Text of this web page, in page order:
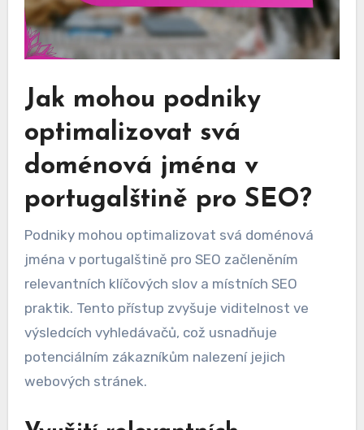
Jak mohou podniky
optimalizovat svá
doménová jména v
portugalštině pro SEO?
Podniky mohou optimalizovat svá doménová
jména v portugalštině pro SEO začleněním
relevantních klíčových slov a místních SEO
praktik. Tento přístup zvyšuje viditelnost ve
výsledcích vyhledávačů, což usnadňuje
potenciálním zákazníkům nalezení jejich
webových stránek.